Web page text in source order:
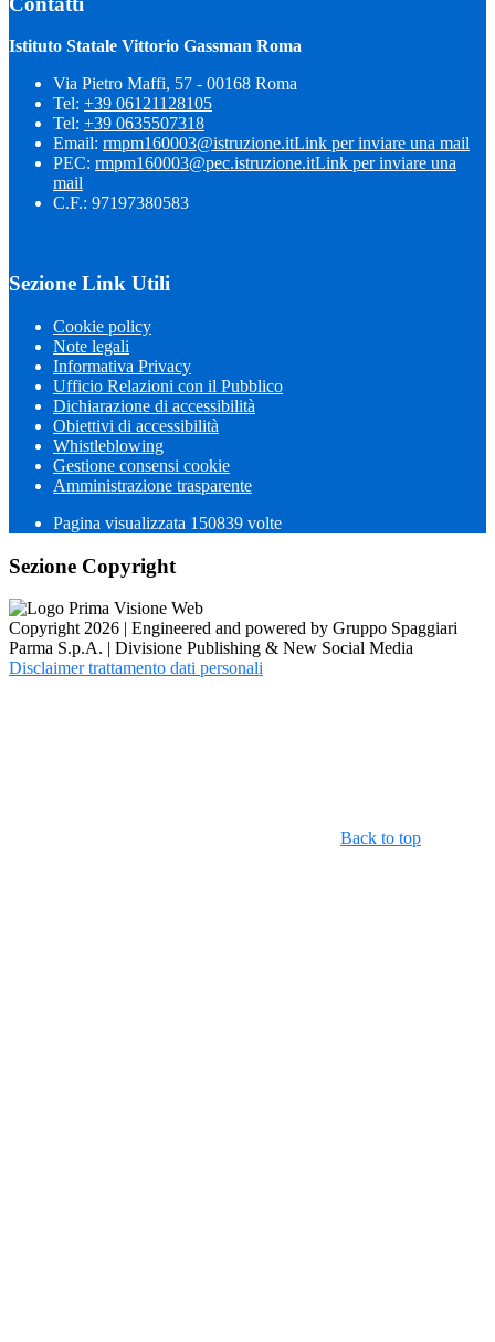
Istituto Statale Vittorio Gassman Roma
Via Pietro Maffi, 57 - 00168 Roma
Tel: +39 06121128105
Tel: +39 0635507318
Email: rmpm160003@istruzione.itLink per inviare una mail
PEC: rmpm160003@pec.istruzione.itLink per inviare una
mail
C.F.: 97197380583
Sezione Link Utili
Cookie policy
Note legali
Informativa Privacy
Ufficio Relazioni con il Pubblico
Dichiarazione di accessibilità
Obiettivi di accessibilità
Whistleblowing
Gestione consensi cookie
Amministrazione trasparente
Pagina visualizzata 150839 volte
Sezione Copyright
Copyright 2026 | Engineered and powered by Gruppo Spaggiari
Parma S.p.A. | Divisione Publishing & New Social Media
Disclaimer trattamento dati personali
Back to top